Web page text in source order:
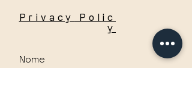
Privacy
Polic
y